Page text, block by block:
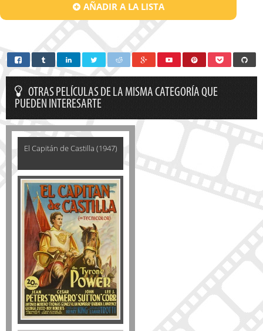
AÑADIR A LA LISTA
OTRAS PELÍCULAS DE LA MISMA CATEGORÍA QUE
PUEDEN INTERESARTE
El Capitán de Castilla (1947)